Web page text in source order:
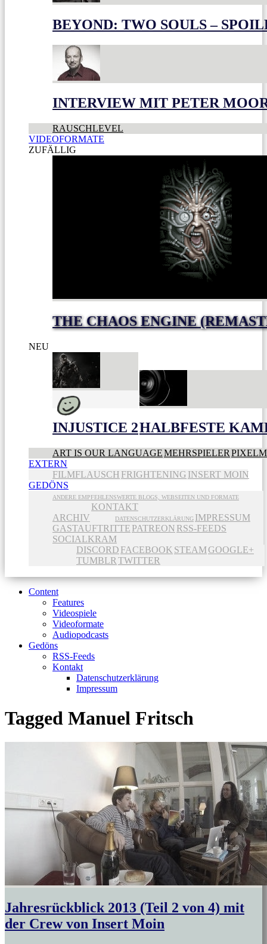
BEYOND: TWO SOULS –
INTERVIEW MIT PETER
RAUSCHLEVEL
VIDEOFORMATE
ZUFÄLLIG
THE CHAOS ENGINE
NEU
INJUSTICE 2HALBFESTE
ART IS OUR LANGUAGEMEHRSPIELER
EXTERN
FILMFLAUSCH FRIGHTENING INSERT MOIN
GEDÖNS
ANDERE EMPFEHLENSWERTE BLOGS, WEBSEITEN UND FORMATE
ARCHIV
KONTAKT
DATENSCHUTZERKLÄRUNG IMPRESSUM
GASTAUFTRITTE PATREON RSS-FEEDS
SOCIALKRAM
DISCORD FACEBOOK STEAMGOOGLE+
TUMBLR TWITTER
Content
Features
Videospiele
Videoformate
Audiopodcasts
Gedöns
RSS-Feeds
Kontakt
Datenschutzerklärung
Impressum
Tagged Manuel Fritsch
Jahresrückblick 2013 (Teil 2 von 4) mit
der Crew von Insert Moin